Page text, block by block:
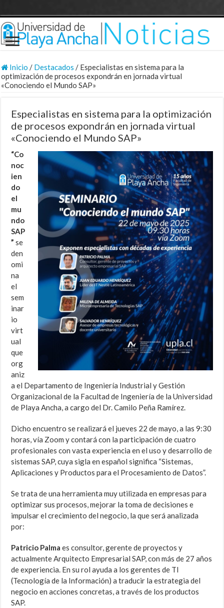
Inicio / Destacados / Especialistas en sistema para la
optimización de procesos expondrán en jornada virtual
«Conociendo el Mundo SAP»
Especialistas en sistema para la optimización
de procesos expondrán en jornada virtual
«Conociendo el Mundo SAP»
“Co
noc
ien
do
el
mu
ndo
SAP
” se
den
omi
na
el
sem
inar
io
virt
ual
que
org
aniz
a el Departamento de Ingeniería Industrial y Gestión
Organizacional de la Facultad de Ingeniería de la Universidad
de Playa Ancha, a cargo del Dr. Camilo Peña Ramírez.
Dicho encuentro se realizará el jueves 22 de mayo, a las 9:30
horas, vía Zoom y contará con la participación de cuatro
profesionales con vasta experiencia en el uso y desarrollo de
sistemas SAP, cuya sigla en español significa “Sistemas,
Aplicaciones y Productos para el Procesamiento de Datos”.
Se trata de una herramienta muy utilizada en empresas para
optimizar sus procesos, mejorar la toma de decisiones e
impulsar el crecimiento del negocio, la que será analizada
por:
Patricio Palma es consultor, gerente de proyectos y
actualmente Arquitecto Empresarial SAP, con más de 27 años
de experiencia. En su rol ayuda a los gerentes de TI
(Tecnología de la Información) a traducir la estrategia del
negocio en acciones concretas, a través de los productos
SAP.